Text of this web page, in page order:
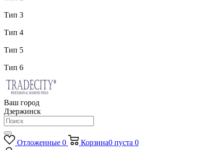
Тип 3
Тип 4
Тип 5
Тип 6
Ваш город
Дзержинск
Отложенные 0 Корзина0 пуста 0